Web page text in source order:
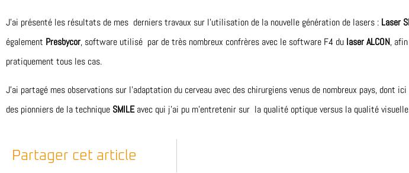
J’ai présenté les résultats de mes derniers travaux sur l’utilisation de la nouvelle génération de lasers : Laser
également Presbycor, software utilisé par de très nombreux confrères avec le software F4 du laser ALCON,
pratiquement tous les cas.
J’ai partagé mes observations sur l’adaptation du cerveau avec des chirurgiens venus de nombreux pays, dont
des pionniers de la technique SMILEavec qui j’ai pu m’entretenir sur la qualité optique versus la qualité
Partager cet article